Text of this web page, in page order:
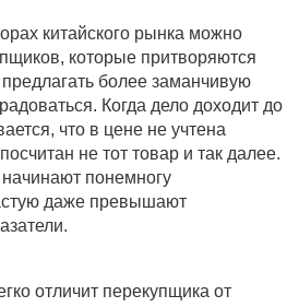
китайского рынка можно
которые притворяются
более заманчивую
Когда дело доходит до
что в цене не учтена
не тот товар и так далее.
понемногу
даже превышают
отличит перекупщика от